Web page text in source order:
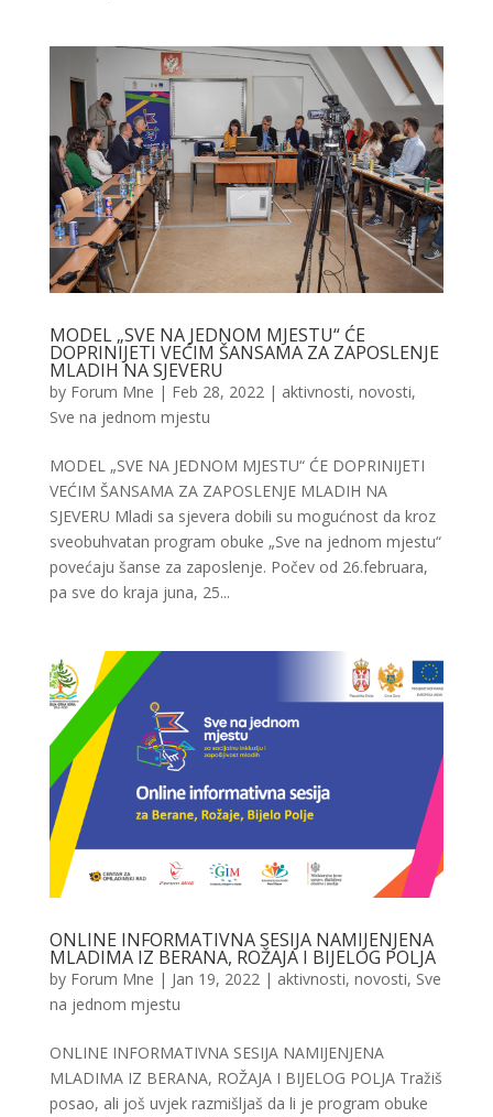
MODEL „SVE NA JEDNOM MJESTU“ ĆE
DOPRINIJETI VEĆIM ŠANSAMA ZA ZAPOSLENJE
MLADIH NA SJEVERU
by Forum Mne | Feb 28, 2022| aktivnosti, novosti,
Sve na jednom mjestu
MODEL „SVE NA JEDNOM MJESTU“ ĆE DOPRINIJETI
VEĆIM ŠANSAMA ZA ZAPOSLENJE MLADIH NA
SJEVERU Mladi sa sjevera dobili su mogućnost da kroz
sveobuhvatan program obuke „Sve na jednom mjestu“
povećaju šanse za zaposlenje. Počev od 26.februara,
pa sve do kraja juna, 25...
ONLINE INFORMATIVNA SESIJA NAMIJENJENA
MLADIMA IZ BERANA, ROŽAJA I BIJELOG POLJA
by Forum Mne | Jan 19, 2022| aktivnosti, novosti, Sve
na jednom mjestu
ONLINE INFORMATIVNA SESIJA NAMIJENJENA
MLADIMA IZ BERANA, ROŽAJA I BIJELOG POLJA Tražiš
posao, ali još uvjek razmišljaš da li je program obuke